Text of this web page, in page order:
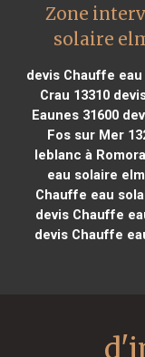
Zone
solaire
devis Chauffe
Crau 13310
Eaunes 31600
Fos sur Mer
leblanc à
eau solaire
Chauffe eau
devis Chauffe
devis Chauffe